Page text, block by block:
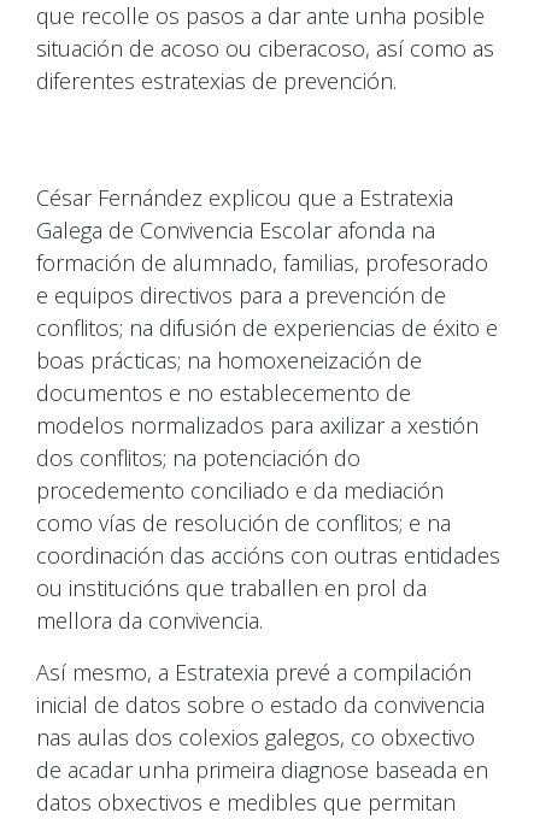
que recolle os pasos a dar ante unha posible
situación de acoso ou ciberacoso, así como as
diferentes estratexias de prevención.
César Fernández explicou que a Estratexia
Galega de Convivencia Escolar afonda na
formación de alumnado, familias, profesorado
e equipos directivos para a prevención de
conflitos; na difusión de experiencias de éxito e
boas prácticas; na homoxeneización de
documentos e no establecemento de
modelos normalizados para axilizar a xestión
dos conflitos; na potenciación do
procedemento conciliado e da mediación
como vías de resolución de conflitos; e na
coordinación das accións con outras entidades
ou institucións que traballen en prol da
mellora da convivencia.
Así mesmo, a Estratexia prevé a compilación
inicial de datos sobre o estado da convivencia
nas aulas dos colexios galegos, co obxectivo
de acadar unha primeira diagnose baseada en
datos obxectivos e medibles que permitan